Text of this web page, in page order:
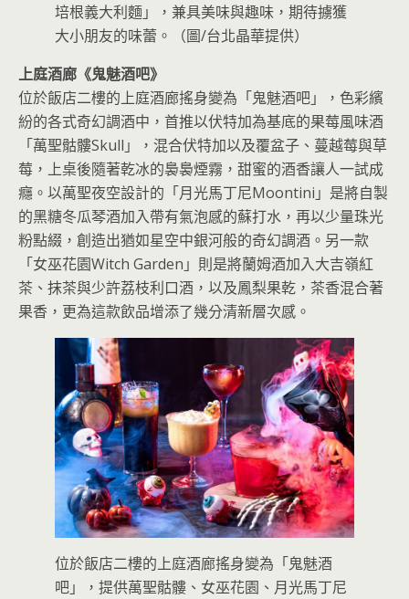
培根義大利麵」，兼具美味與趣味，期待擄獲
大小朋友的味蕾。（圖/台北晶華提供）
上庭酒廊《鬼魅酒吧》
位於飯店二樓的上庭酒廊搖身變為「鬼魅酒吧」，色彩繽
紛的各式奇幻調酒中，首推以伏特加為基底的果莓風味酒
「萬聖骷髏Skull」，混合伏特加以及覆盆子、蔓越莓與草
莓，上桌後隨著乾冰的裊裊煙霧，甜蜜的酒香讓人一試成
癮。以萬聖夜空設計的「月光馬丁尼Moontini」是將自製
的黑糖冬瓜琴酒加入帶有氣泡感的蘇打水，再以少量珠光
粉點綴，創造出猶如星空中銀河般的奇幻調酒。另一款
「女巫花園Witch Garden」則是將蘭姆酒加入大吉嶺紅
茶、抹茶與少許荔枝利口酒，以及鳳梨果乾，茶香混合著
果香，更為這款飲品增添了幾分清新層次感。
位於飯店二樓的上庭酒廊搖身變為「鬼魅酒
吧」，提供萬聖骷髏、女巫花園、月光馬丁尼